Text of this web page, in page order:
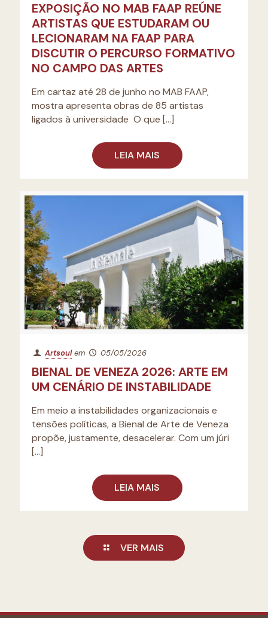
EXPOSIÇÃO NO MAB FAAP REÚNE
ARTISTAS QUE ESTUDARAM OU
LECIONARAM NA FAAP PARA
DISCUTIR O PERCURSO FORMATIVO
NO CAMPO DAS ARTES
Em cartaz até 28 de junho no MAB FAAP,
mostra apresenta obras de 85 artistas
ligados à universidade O que […]
LEIA MAIS
Artsoul em 05/05/2026
BIENAL DE VENEZA 2026: ARTE EM
UM CENÁRIO DE INSTABILIDADE
Em meio a instabilidades organizacionais e
tensões políticas, a Bienal de Arte de Veneza
propõe, justamente, desacelerar. Com um júri
[…]
LEIA MAIS
VER MAIS